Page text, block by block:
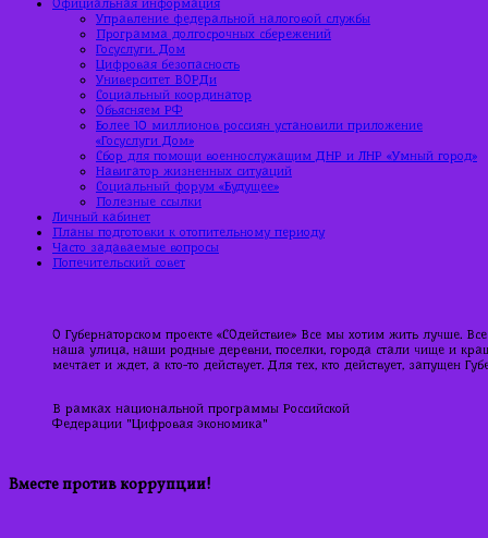
Официальная информация
Управление федеральной налоговой службы
Программа долгосрочных сбережений
Госуслуги. Дом
Цифровая безопасность
Университет ВОРДи
Социальный координатор
Объясняем РФ
Более 10 миллионов россиян установили приложение
«Госуслуги Дом»
Сбор для помощи военнослужащим ДНР и ЛНР «Умный город»
Навигатор жизненных ситуаций
Социальный форум «Будущее»
Полезные ссылки
Личный кабинет
Планы подготовки к отопительному периоду
Часто задаваемые вопросы
Попечительский совет
О Губернаторском проекте «СОдействие» Все мы хотим жить лучше.
наша улица, наши родные деревни, поселки, города стали чище и
мечтает и ждет, а кто-то действует. Для тех, кто действует, запущен
В рамках национальной программы Российской
Федерации "Цифровая экономика"
Вместе против коррупции!